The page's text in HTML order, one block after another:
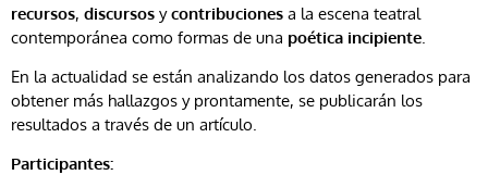
recursos, discursos ycontribuciones a la escena teatral
contemporánea como formas de una poética incipiente
En la actualidad se están analizando los datos generados para
obtener más hallazgos y prontamente, se publicarán los
resultados a través de un artículo.
Participantes: